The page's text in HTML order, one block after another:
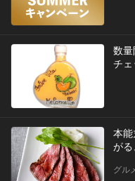
数
チェ
本
が
グル